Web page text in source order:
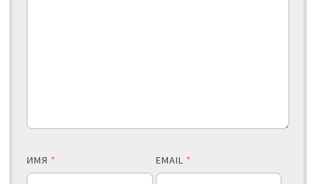
ИМЯ * EMAIL *